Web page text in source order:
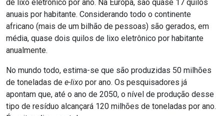
de lixo eletrônico por ano. Na Europa, são quase 17 quilos
anuais por habitante. Considerando todo o continente
africano (mais de um bilhão de pessoas) são gerados, em
média, quase dois quilos de lixo eletrônico por habitante
anualmente.
No mundo todo, estima-se que são produzidas 50 milhões
de toneladas de e-lixo por ano. Os pesquisadores já
apontam que, até o ano de 2050, o nível de produção desse
tipo de resíduo alcançará 120 milhões de toneladas por ano.